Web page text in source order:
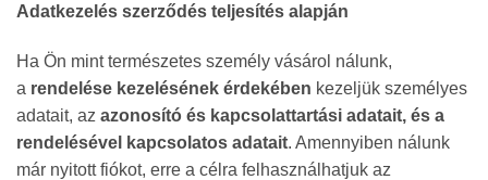
Adatkezelés szerződés teljesítés alapján
Ha Ön mint természetes személy vásárol nálunk,
a rendelése kezelésének érdekében kezeljük személyes
adatait, az azonosító és kapcsolattartási adatait, és a
rendelésével kapcsolatos adatait. Amennyiben nálunk
már nyitott fiókot, erre a célra felhasználhatjuk az